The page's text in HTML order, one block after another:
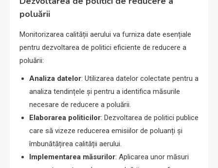
poluării
Monitorizarea calității aerului va furniza date esențiale
pentru dezvoltarea de politici eficiente de reducere a
poluării:
Analiza datelor: Utilizarea datelor colectate pentru a
analiza tendințele și pentru a identifica măsurile
necesare de reducere a poluării.
Elaborarea politicilor: Dezvoltarea de politici publice
care să vizeze reducerea emisiilor de poluanți și
îmbunătățirea calității aerului.
Implementarea măsurilor: Aplicarea unor măsuri